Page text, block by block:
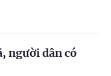
người dân có